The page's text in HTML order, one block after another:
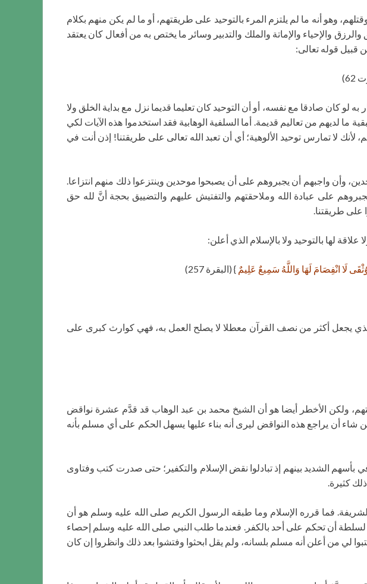
وهو أنه ما لم يلتزم المرء بالتوحيد على طريقتهم، أو ما لم يكن منهم بكلام
والإحياء والإماتة والملك والتدبير وسائر ما يختص به من أفعال كان يعتقد
قبيل قوله تعالى:
لو كان صادقا مع نفسه، أو أن التوحيد كان تعليما قديما نزل مع بداية الخلق ولا
لديهم من تعاليم قديمة. أما السلفية الوهابية فقد استخدموا هذه الآيات لكي
لا تمارس توحيد الألوهية؛ أي أن تعبد الله تعالى على طريقتنا! إذن أنت في
وأن واجبهم أن يجبروهم على أن يصبحوا موحدين وينتزعوا ذلك منهم انتزاعا.
على عبادة الله وملاحقتهم والتفتيش عليهم والتضييق بحجة أنَّ لله حق
على طريقتنا.
لها بالتوحيد ولا بالإسلام الذي أعلن:
لَا انْفِصَامَ لَهَا وَاللَّهُ سَمِيعٌ عَلِيمٌ } (البقرة 257)
يجعل أكثر من نصف القرآن معطلا لا يصلح العمل به، فهي كوارث كبرى على
ولكن الأخطر أيضا هو أن الشيخ محمد بن عبد الوهاب قد قدَّم عشرة نواقض
أن يراجع هذه النواقض ليرى أنه بناء عليها يسهل الحكم على أي مسلم بأنه
الشديد بينهم إذ تبادلوا نقض الإسلام والتكفير؛ حتى صدرت كتب وفتاوى
كثيرة.
فما قرره الإسلام وما طبقه الرسول الكريم صلى الله عليه وسلم هو أن
لسلطة أن تحكم على أحد بالكفر. فعندما طلب النبي صلى الله عليه وسلم إحصاء
لي من أعلن أنه مسلم بلسانه، ولم يقل ابحثوا وفتشوا بعد ذلك وانظروا إن كان